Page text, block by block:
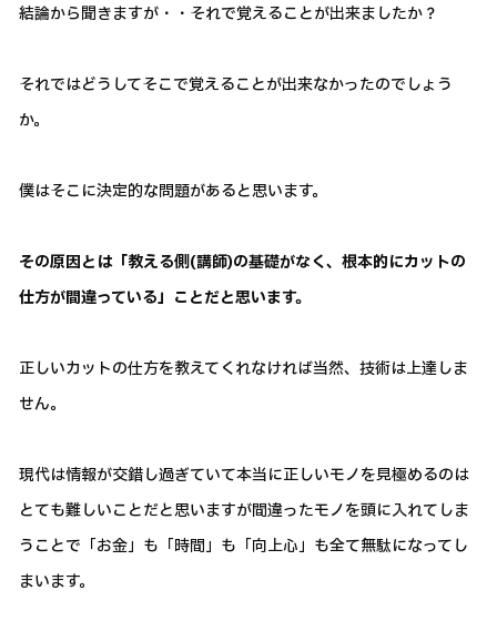
結論から聞きますが・・それで覚えることが出来ましたか？
それではどうしてそこで覚えることが出来なかったのでしょう
か。
僕はそこに決定的な問題があると思います。
その原因とは「教える側(講師)の基礎がなく、根本的にカットの
仕方が間違っている」ことだと思います。
正しいカットの仕方を教えてくれなければ当然、技術は上達しま
せん。
現代は情報が交錯し過ぎていて本当に正しいモノを見極めるのは
とても難しいことだと思いますが間違ったモノを頭に入れてしま
うことで「お金」も「時間」も「向上心」も全て無駄になってし
まいます。